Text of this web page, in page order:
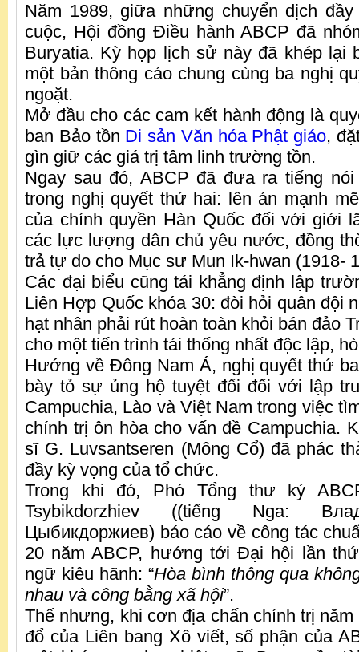
Năm 1989, giữa những chuyển dịch
cuộc, Hội đồng Điều hành ABCP đã
Buryatia. Kỳ họp lịch sử này đã khép lại
một bản thông cáo chung cùng ba nghị
ngoặt.
Mở đầu cho các cam kết hành động là
ban Bảo tồn Di sản Văn hóa Phật giáo,
gìn giữ các giá trị tâm linh trường tồn.
Ngay sau đó, ABCP đã đưa ra tiếng
trong nghị quyết thứ hai: lên án mạnh
của chính quyền Hàn Quốc đối với giới
các lực lượng dân chủ yêu nước, đồng
trả tự do cho Mục sư Mun Ik-hwan (1918-
Các đại biểu cũng tái khẳng định lập
Liên Hợp Quốc khóa 30: đòi hỏi quân đội
hạt nhân phải rút hoàn toàn khỏi bán đảo
cho một tiến trình tái thống nhất độc lập,
Hướng về Đông Nam Á, nghị quyết thứ
bày tỏ sự ủng hộ tuyệt đối đối với lập
Campuchia, Lào và Việt Nam trong việc
chính trị ôn hòa cho vấn đề Campuchia.
sĩ G. Luvsantseren (Mông Cổ) đã phác
đầy kỳ vọng của tổ chức.
Trong khi đó, Phó Tổng thư ký
Tsybikdorzhiev ((tiếng Nga:
Цыбикдоржиев) báo cáo về công tác
20 năm ABCP, hướng tới Đại hội lần
ngữ kiêu hãnh: “Hòa bình thông qua
nhau và công bằng xã hội”.
Thế nhưng, khi cơn địa chấn chính trị
đổ của Liên bang Xô viết, số phận của